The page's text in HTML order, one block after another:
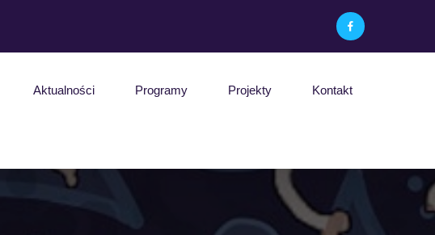
Aktualności Programy Projekty Kontakt